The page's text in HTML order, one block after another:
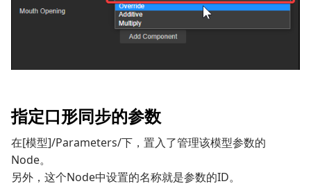
指定口形同步的参数
在[模型]/Parameters/下，置入了管理该模型参数的
Node。
另外，这个Node中设置的名称就是参数的ID。